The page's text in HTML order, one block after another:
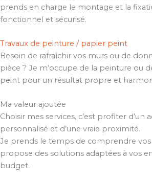
prends en charge le montage et la
fonctionnel et sécurisé.
Travaux de peinture / papier peint
Besoin de rafraîchir vos murs ou de
pièce ? Je m’occupe de la peinture ou
peint pour un résultat propre et
Ma valeur ajoutée
Choisir mes services, c’est profiter
personnalisé et d’une vraie proximité.
Je prends le temps de comprendre
propose des solutions adaptées à vos
budget.